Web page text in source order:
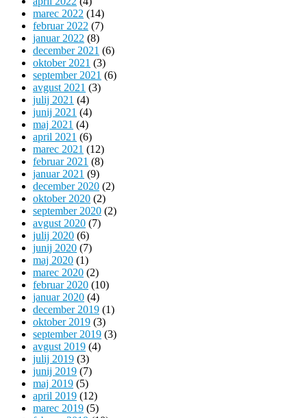
marec 2022 (14)
februar 2022 (7)
januar 2022 (8)
december 2021 (6)
oktober 2021 (3)
september 2021 (6)
avgust 2021 (3)
julij 2021 (4)
junij 2021 (4)
maj 2021 (4)
april 2021 (6)
marec 2021 (12)
februar 2021 (8)
januar 2021 (9)
december 2020 (2)
oktober 2020 (2)
september 2020 (2)
avgust 2020 (7)
julij 2020 (6)
junij 2020 (7)
maj 2020 (1)
marec 2020 (2)
februar 2020 (10)
januar 2020 (4)
december 2019 (1)
oktober 2019 (3)
september 2019 (3)
avgust 2019 (4)
julij 2019 (3)
junij 2019 (7)
maj 2019 (5)
april 2019 (12)
marec 2019 (5)